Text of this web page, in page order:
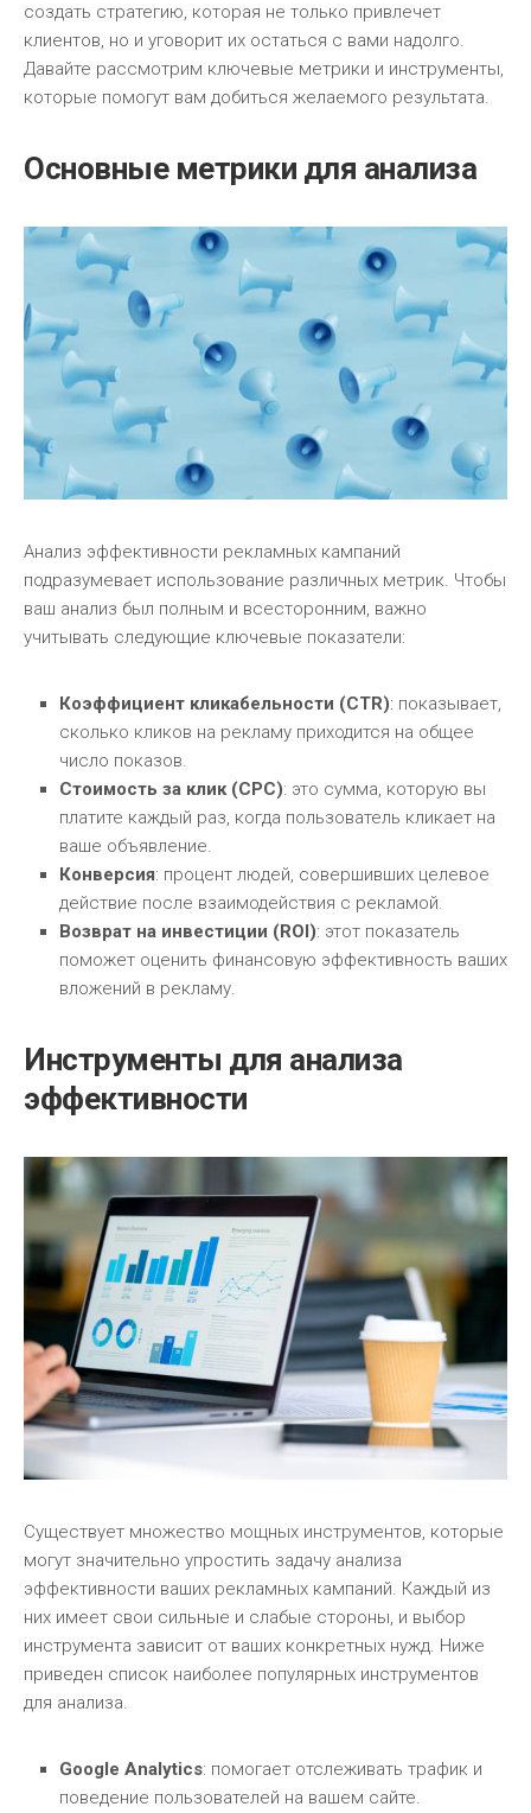
создать стратегию, которая не только привлечет
клиентов, но и уговорит их остаться с вами надолго.
Давайте рассмотрим ключевые метрики и инструменты,
которые помогут вам добиться желаемого результата.
Основные метрики для анализа
Анализ эффективности рекламных кампаний
подразумевает использование различных метрик. Чтобы
ваш анализ был полным и всесторонним, важно
учитывать следующие ключевые показатели:
Коэффициент кликабельности (CTR): показывает,
сколько кликов на рекламу приходится на общее
число показов.
Стоимость за клик (CPC): это сумма, которую вы
платите каждый раз, когда пользователь кликает на
ваше объявление.
Конверсия: процент людей, совершивших целевое
действие после взаимодействия с рекламой.
Возврат на инвестиции (ROI): этот показатель
поможет оценить финансовую эффективность ваших
вложений в рекламу.
Инструменты для анализа
эффективности
Существует множество мощных инструментов, которые
могут значительно упростить задачу анализа
эффективности ваших рекламных кампаний. Каждый из
них имеет свои сильные и слабые стороны, и выбор
инструмента зависит от ваших конкретных нужд. Ниже
приведен список наиболее популярных инструментов
для анализа.
Google Analytics: помогает отслеживать трафик и
поведение пользователей на вашем сайте.